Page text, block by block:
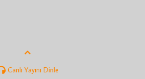
Canlı Yayını Dinle